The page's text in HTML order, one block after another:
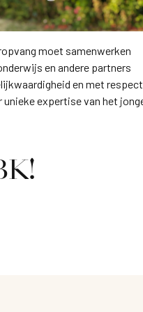
moet samenwerken
en andere partners
en met respect
unieke expertise van het